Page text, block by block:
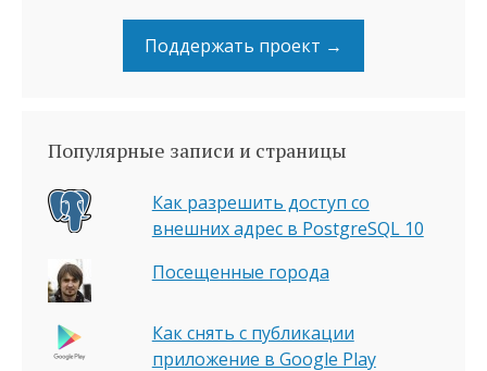
Поддержать проект →
Популярные записи и страницы
Как разрешить доступ со
внешних адрес в PostgreSQL 10
Посещенные города
Как снять с публикации
приложение в Google Play